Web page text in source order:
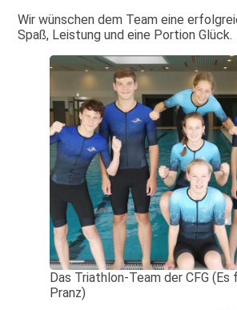
Wir wünschen dem Team eine
Spaß, Leistung und eine Portion Glück.
Das Triathlon-Team der CFG (Es
Pranz)